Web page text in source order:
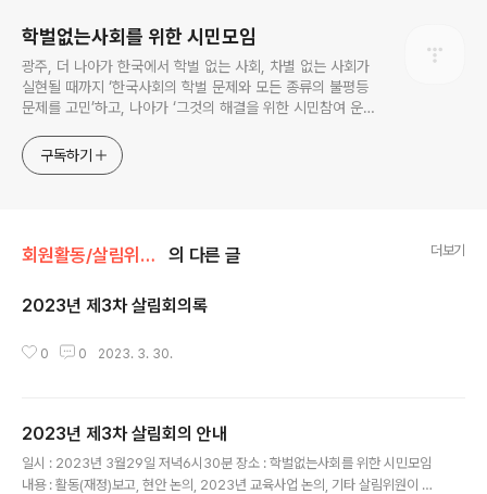
학벌없는사회를 위한 시민모임
광주, 더 나아가 한국에서 학벌 없는 사회, 차별 없는 사회가
실현될 때까지 ‘한국사회의 학벌 문제와 모든 종류의 불평등
문제를 고민’하고, 나아가 ‘그것의 해결을 위한 시민참여 운
구독하기
회원활동/살림위원회 의 다른 글 더보기
2023년 제3차 살림회의록
0 0 2023. 3. 30.
2023년 제3차 살림회의 안내
일시 : 2023년 3월29일 저녁6시30분 장소 : 학벌없는사회를 위한 시민모임
내용 : 활동(재정)보고, 현안 논의, 2023년 교육사업 논의, 기타 살림위원이 제